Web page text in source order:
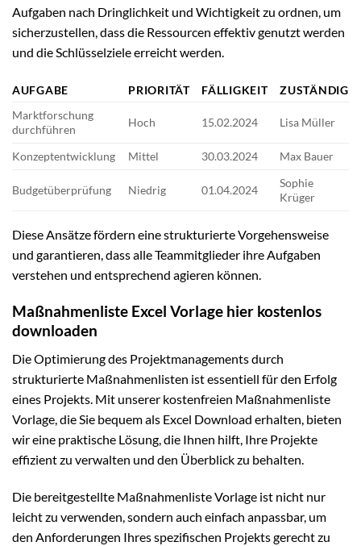
Aufgaben nach Dringlichkeit und Wichtigkeit zu ordnen, um
sicherzustellen, dass die Ressourcen effektiv genutzt werden
und die Schlüsselziele erreicht werden.
AUFGABE PRIORITÄT FÄLLIGKEIT
ZUSTÄNDIG
Marktforschung
durchführen
Hoch 15.02.2024 Lisa Müller
Konzeptentwicklung Mittel 30.03.2024 Max Bauer
Budgetüberprüfung Niedrig 01.04.2024
Sophie
Krüger
Diese Ansätze fördern eine strukturierte Vorgehensweise
und garantieren, dass alle Teammitglieder ihre Aufgaben
verstehen und entsprechend agieren können.
Maßnahmenliste Excel Vorlage hier kostenlos
downloaden
Die Optimierung des Projektmanagements durch
strukturierte Maßnahmenlisten ist essentiell für den Erfolg
eines Projekts. Mit unserer kostenfreien Maßnahmenliste
Vorlage, die Sie bequem als Excel Download erhalten, bieten
wir eine praktische Lösung, die Ihnen hilft, Ihre Projekte
effizient zu verwalten und den Überblick zu behalten.
Die bereitgestellte Maßnahmenliste Vorlage ist nicht nur
leicht zu verwenden, sondern auch einfach anpassbar, um
den Anforderungen Ihres spezifischen Projekts gerecht zu